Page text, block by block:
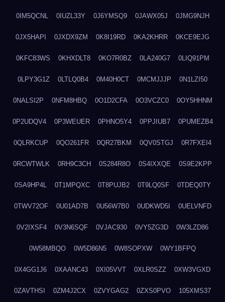
0IM5QCNL 0IUZL33Y 0J6YMSQ9 0JAWX05J 0JMG9NJH
0JX5HAPI 0JXDX9ZM 0K8I19RD 0KA2KHRR 0KCE9EJG
0KFC83WS 0KHXDLT8 0KO7R0BZ 0LA240G7 0LIQ91PM
0LPY3G1Z 0LTLQ0B4 0M40H0CT 0MCMJJJP 0N1LZI50
0NALSI2P 0NFM8HBQ 0O1D2CFA 0O3VCZC0 0OY5HHNM
0P2UDQV4 0P3WEUER 0PHNO5Y4 0PPJIUB7 0PUMEZB4
0QLRKCUP 0QO261FR 0QR27BKM 0QV0STGJ 0R7FXEI4
0RCWTWLK 0RH9C3CH 0S284R8O 0S4IXXQE 0S9E2KPP
0SA9HP4L 0T1MPQXC 0T8PUJB2 0T9LQ0SF 0TDEQ0TY
0TWV72OF 0U01AD7B 0U56W7B0 0UDKWD5I 0UELVNFD
0V2IXSF4 0V3N6SQF 0VJAC930 0VY5ZG3D 0W3LZD86
0W58MBQO 0W5D86N5 0W8SOPXW 0WY1BFPQ
0X4GG1J6 0XAANC43 0XI05VVT 0XLR0SZZ 0XW3VGXD
0ZAVTHSI 0ZM4J2CX 0ZVYGAG2 0ZXS0PVO 105XMS37